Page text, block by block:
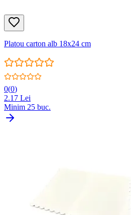
Platou carton alb 18x24 cm
0(0)
2.17 Lei
Minim 25 buc.